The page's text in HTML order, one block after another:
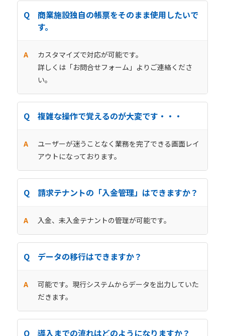
商業施設独自の帳票をそのまま使用したいで
す。
カスタマイズで対応が可能です。
詳しくは「お問合せフォーム」よりご連絡くださ
い。
複雑な操作で覚えるのが大変です・・・
ユーザーが迷うことなく業務を完了できる画面レイ
アウトになっております。
請求テナントの「入金管理」はできますか？
入金、未入金テナントの管理が可能です。
データの移行はできますか？
可能です。現行システムからデータを出力していた
だきます。
導入までの流れはどのようになりますか？